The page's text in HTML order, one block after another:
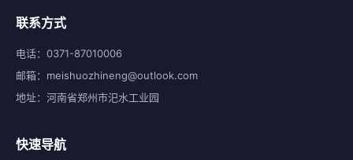
联系方式
电话：0371-87010006
邮箱：meishuozhineng@outlook.com
地址：河南省郑州市汜水工业园
快速导航